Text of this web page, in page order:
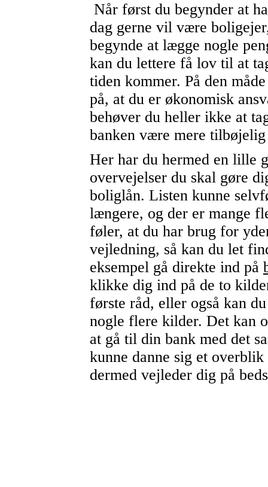
Når først du begynder at
dag gerne vil være
begynde at lægge nogle
kan du lettere få lov til at
tiden kommer. På den
på, at du er økonomisk
behøver du heller ikke at
banken være mere
Her har du hermed en lille
overvejelser du skal gøre
boliglån. Listen kunne
længere, og der er mange
føler, at du har brug for
vejledning, så kan du let
eksempel gå direkte ind på
klikke dig ind på de to
første råd, eller også kan
nogle flere kilder. Det kan
at gå til din bank med det
kunne danne sig et
dermed vejleder dig på